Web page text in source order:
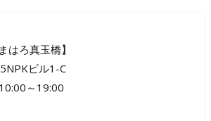
はろ真玉橋】
ビル1-C
～19:00